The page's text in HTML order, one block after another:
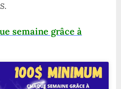
semaine grâce à